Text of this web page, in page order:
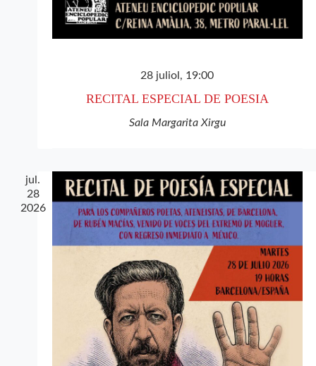
28 juliol, 19:00
RECITAL ESPECIAL DE POESIA
Sala Margarita Xirgu
jul.
28
2026